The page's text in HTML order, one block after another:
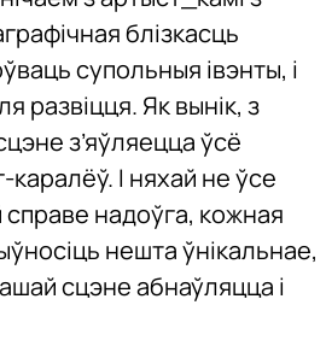
блізкасць
супольныя івэнты, і
развіцця. Як вынік, з
з’яўляецца ўсё
І няхай не ўсе
надоўга, кожная
нешта ўнікальнае,
сцэне абнаўляцца і